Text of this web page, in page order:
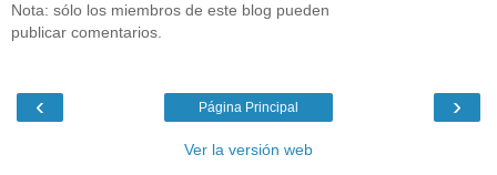
Nota: sólo los miembros de este blog pueden
publicar comentarios.
‹ ›
Página Principal
Ver la versión web